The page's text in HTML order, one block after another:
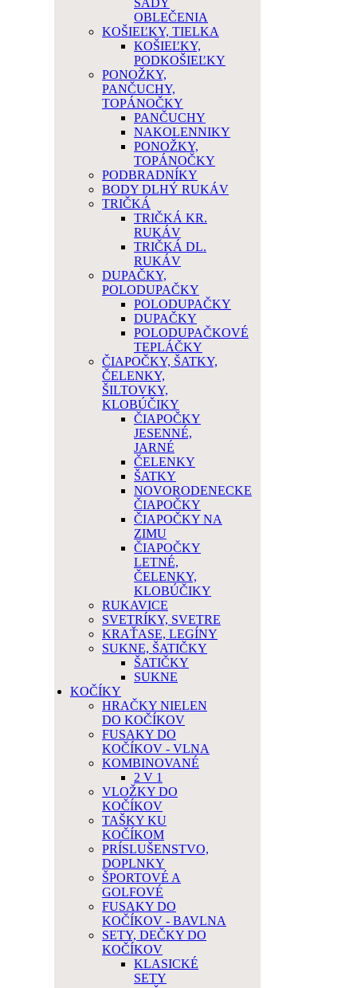
SADY
OBLEČENIA
KOŠIEĽKY, TIELKA
KOŠIEĽKY,
PODKOŠIEĽKY
PONOŽKY,
PANČUCHY,
TOPÁNOČKY
PANČUCHY
NAKOLENNIKY
PONOŽKY,
TOPÁNOČKY
PODBRADNÍKY
BODY DLHÝ RUKÁV
TRIČKÁ
TRIČKÁ KR.
RUKÁV
TRIČKÁ DL.
RUKÁV
DUPAČKY,
POLODUPAČKY
POLODUPAČKY
DUPAČKY
POLODUPAČKOVÉ
TEPLÁČKY
ČIAPOČKY, ŠATKY,
ČELENKY,
ŠILTOVKY,
KLOBÚČIKY
ČIAPOČKY
JESENNÉ,
JARNÉ
ČELENKY
ŠATKY
NOVORODENECKE
ČIAPOČKY
ČIAPOČKY NA
ZIMU
ČIAPOČKY
LETNÉ,
ČELENKY,
KLOBÚČIKY
RUKAVICE
SVETRÍKY, SVETRE
KRAŤASE, LEGÍNY
SUKNE, ŠATIČKY
ŠATIČKY
SUKNE
KOČÍKY
HRAČKY NIELEN
DO KOČÍKOV
FUSAKY DO
KOČÍKOV - VLNA
KOMBINOVANÉ
2 V 1
VLOŽKY DO
KOČÍKOV
TAŠKY KU
KOČÍKOM
PRÍSLUŠENSTVO,
DOPLNKY
ŠPORTOVÉ A
GOLFOVÉ
FUSAKY DO
KOČÍKOV - BAVLNA
SETY, DEČKY DO
KOČÍKOV
KLASICKÉ
SETY